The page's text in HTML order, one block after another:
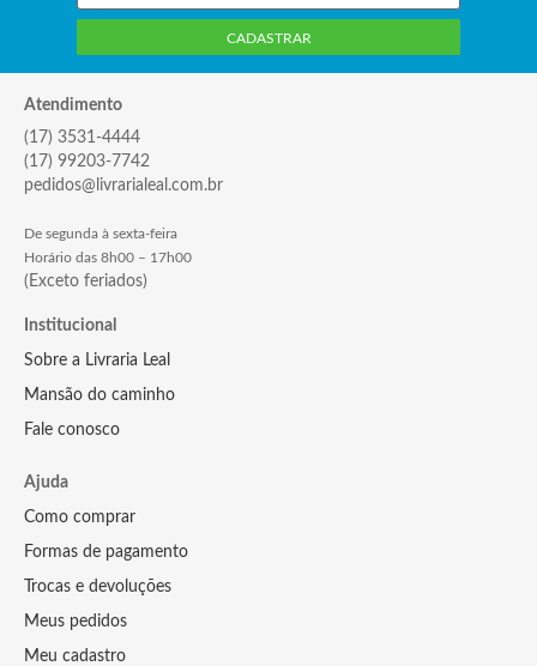
CADASTRAR
Atendimento
(17) 3531-4444
(17) 99203-7742
pedidos@livrarialeal.com.br
De segunda à sexta-feira
Horário das 8h00 – 17h00
(Exceto feriados)
Institucional
Sobre a Livraria Leal
Mansão do caminho
Fale conosco
Ajuda
Como comprar
Formas de pagamento
Trocas e devoluções
Meus pedidos
Meu cadastro